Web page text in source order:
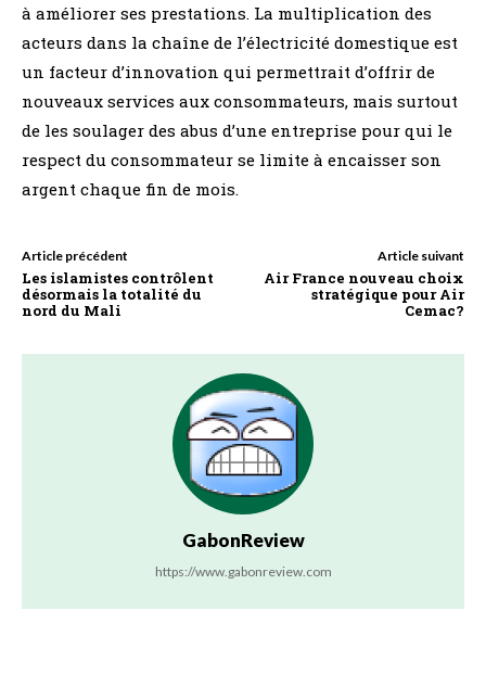
à améliorer ses prestations. La multiplication des
acteurs dans la chaîne de l’électricité domestique est
un facteur d’innovation qui permettrait d’offrir de
nouveaux services aux consommateurs, mais surtout
de les soulager des abus d’une entreprise pour qui le
respect du consommateur se limite à encaisser son
argent chaque fin de mois.
Article précédent
Les islamistes contrôlent
désormais la totalité du
nord du Mali
Article suivant
Air France nouveau choix
stratégique pour Air
Cemac?
GabonReview
https://www.gabonreview.com